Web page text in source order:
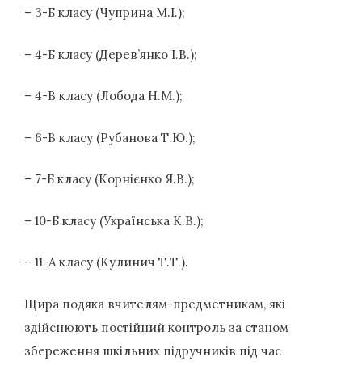
– 3-Б класу (Чуприна М.І.);
– 4-Б класу (Дерев’янко І.В.);
– 4-В класу (Лобода Н.М.);
– 6-В класу (Рубанова Т.Ю.);
– 7-Б класу (Корнієнко Я.В.);
– 10-Б класу (Українська К.В.);
– 11-А класу (Кулинич Т.Т.).
Щира подяка вчителям-предметникам, які
здійснюють постійний контроль за станом
збереження шкільних підручників під час